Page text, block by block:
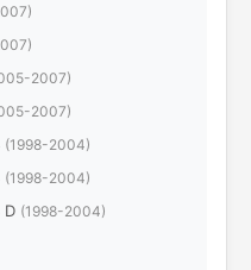
2007)
2007)
(1998-2004)
(1998-2004)
D (1998-2004)